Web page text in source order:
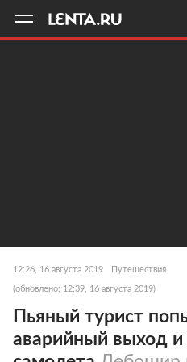
12:26, 16 августа 2019 Путешествия
(обновлено: 12:39, 16 августа 2019)
Пьяный турист
аварийный выход и